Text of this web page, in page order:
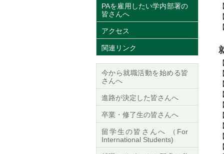
PAを雇用したい学内部署の
皆さんへ
アクセス
関連リンク
今から就職活動を始める皆
さんへ
進路が決定した皆さんへ
卒業・修了生の皆さんへ
留学生の皆さんへ （For
International Students)